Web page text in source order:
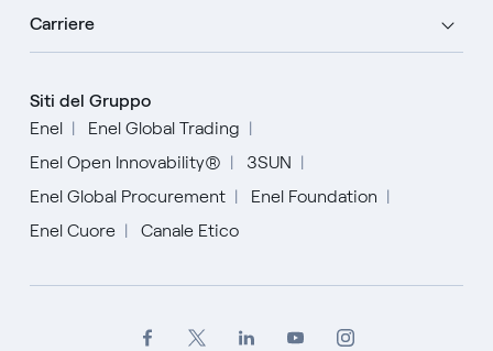
Carriere
Siti del Gruppo
Enel
Enel Global Trading
Enel Open Innovability®
3SUN
Enel Global Procurement
Enel Foundation
Enel Cuore
Canale Etico